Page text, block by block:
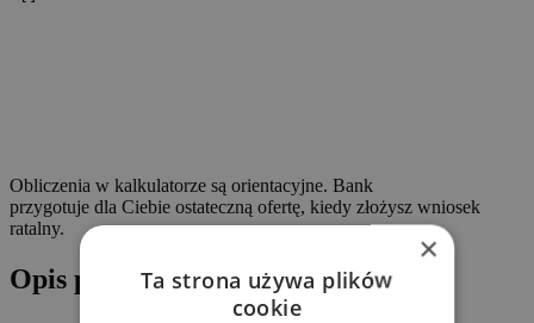
Obliczenia w kalkulatorze są orientacyjne. Bank
przygotuje dla Ciebie ostateczną ofertę, kiedy złożysz wniosek
ratalny.
Opis produktu
×
Ta strona używa plików
cookie